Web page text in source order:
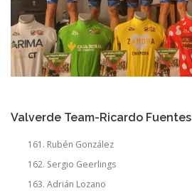
Valverde Team-Ricardo Fuentes
Rubén González
Sergio Geerlings
Adrián Lozano